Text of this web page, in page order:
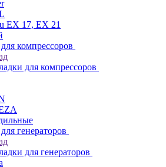
EX 17, EX 21
компрессоров
для компрессоров
генераторов
для генераторов